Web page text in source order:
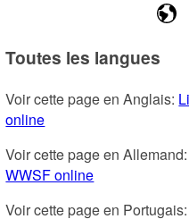
Toutes les langues
Voir cette page en Anglais:
online
Voir cette page en Allemand:
WWSF online
Voir cette page en Portugais: